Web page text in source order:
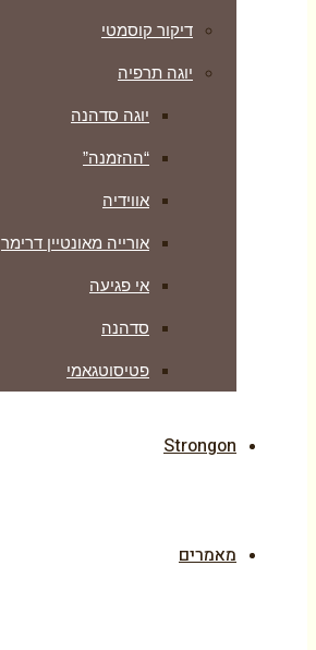
דיקור קוסמטי
יוגה תרפיה
יוגה סדהנה
“ההזמנה”
אווידיה
אורייה מאונטיין דרימר
אי פגיעה
סדהנה
פטיסוטגאמי
Strongon
מאמרים